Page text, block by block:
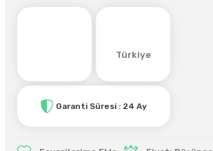
Türkiye
Garanti Süresi : 24 Ay